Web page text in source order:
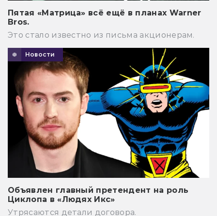
Пятая «Матрица» всё ещё в планах Warner
Bros.
Это стало известно из письма акционерам.
Новости
Объявлен главный претендент на роль
Циклопа в «Людях Икс»
Утрясаются детали договора.